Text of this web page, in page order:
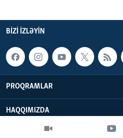
BIZI IZLƏYIN
PROQRAMLAR
HAQQIMIZDA